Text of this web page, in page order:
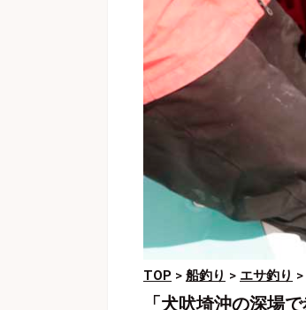
TOP > 船釣り > エサ釣り >
「犬吠埼沖の深場